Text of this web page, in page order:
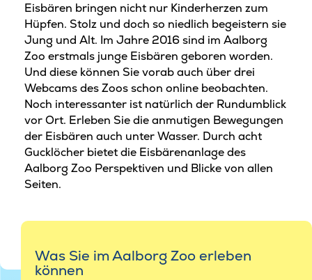
Eisbären bringen nicht nur Kinderherzen zum
Hüpfen. Stolz und doch so niedlich begeistern sie
Jung und Alt. Im Jahre 2016 sind im Aalborg
Zoo erstmals junge Eisbären geboren worden.
Und diese können Sie vorab auch über drei
Webcams des Zoos schon online beobachten.
Noch interessanter ist natürlich der Rundumblick
vor Ort. Erleben Sie die anmutigen Bewegungen
der Eisbären auch unter Wasser. Durch acht
Gucklöcher bietet die Eisbärenanlage des
Aalborg Zoo Perspektiven und Blicke von allen
Seiten.
Was Sie im Aalborg Zoo erleben
können